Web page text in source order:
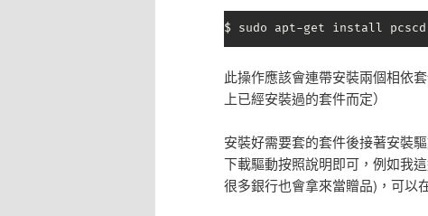
$ sudo apt-get install
此操作應該會連帶安裝兩個相依
上已經安裝過的套件而定）
安裝好需要套的套件後接著安裝
下載驅動按照說明即可，例如我
很多銀行也會拿來當贈品)，可以